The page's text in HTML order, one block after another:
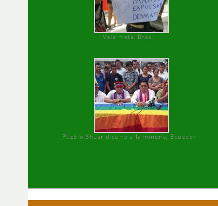
Vale mata, Brasil
Pueblo Shuar dice no a la minería, Ecuador